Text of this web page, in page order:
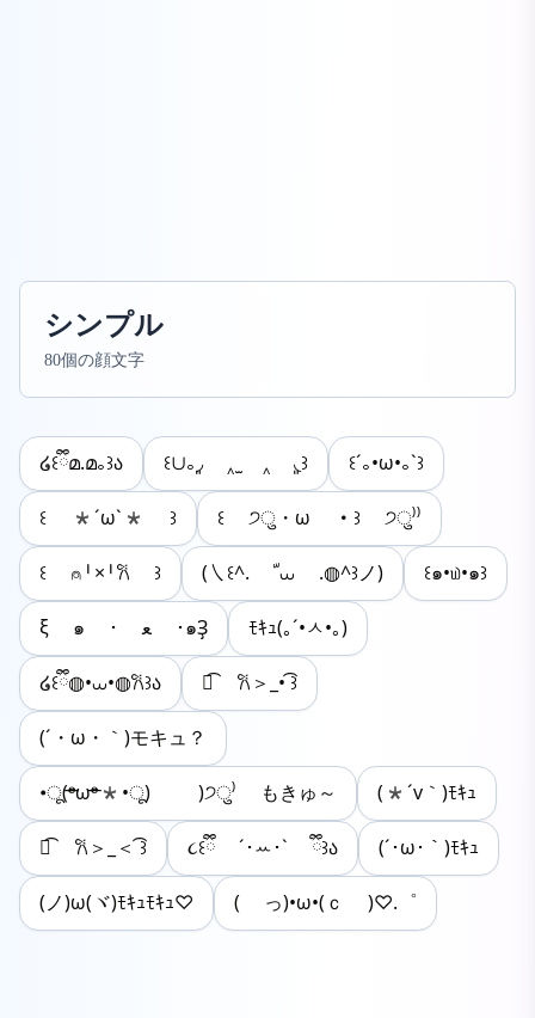
シンプル
80個の顔文字
໒꒰ྀིമ.മ｡꒱ა ꒰∪｡◞͈ ‸ ̫ ‸ ◟͈꒱ ꒰´｡•ω•｡`꒱
꒰ *´ω`* ꒱ ꒰ ੭ु・ω ・꒱ ੭ु⁾⁾
꒰ ⍝╹×╹𐙚 ꒱ (㇏꒰^ᱹ ﹼ⩊ ᱹ◍^꒱ノ) ꒰๑•௰•๑꒱
ξ ๑ ･ ﻌ ･๑Ҙ ﾓｷｭ(｡´•ㅅ•｡)
໒꒰ྀི◍•⩊•◍𐙚꒱ა ꒰͡ 𐙚＞_• ͡꒱
(´・ω・｀)モキュ？
•ू(ᵒ̴̶̷ωᵒ̴̶̷*•ू) ​ )੭ु⁾ もきゅ～ (*´v｀)ﾓｷｭ
꒰͡ 𐙚＞_＜ ͡꒱ ૮꒰ྀི ´･ꕀ･` ྀི꒱ა (´･ω･｀)ﾓｷｭ
(ノ)ω(ヾ)ﾓｷｭﾓｷｭ♡ ( っ)•ω•(ｃ )♡.゜